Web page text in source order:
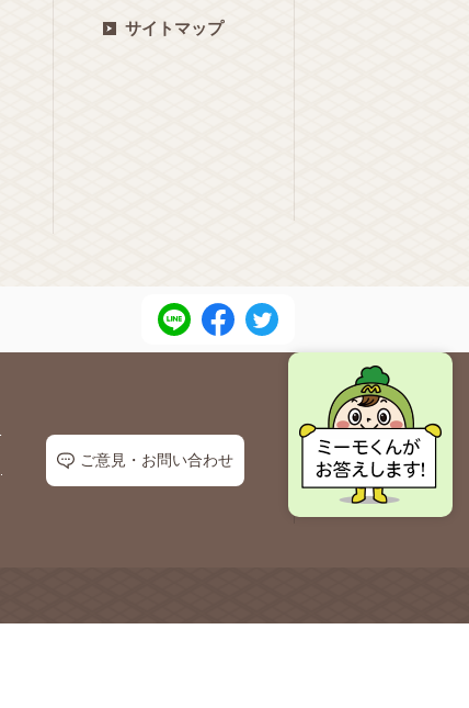
サイトマップ
ご意見・お問い合わせ